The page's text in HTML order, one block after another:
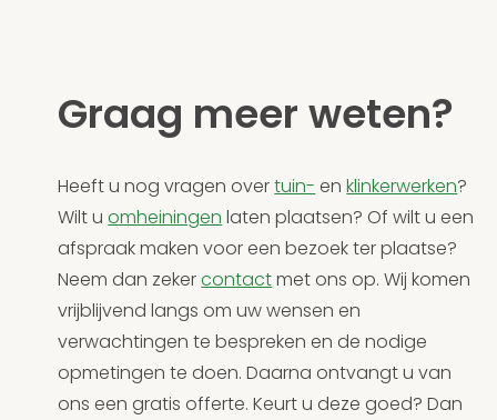
Graag meer weten?
Heeft u nog vragen overtuin- enklinkerwerken?
Wilt uomheiningen laten plaatsen? Of wilt u een
afspraak maken voor een bezoek ter plaatse?
Neem dan zekercontactmet ons op. Wij komen
vrijblijvend langs om uw wensen en
verwachtingen te bespreken en de nodige
opmetingen te doen. Daarna ontvangt u van
ons een gratis offerte. Keurt u deze goed? Dan